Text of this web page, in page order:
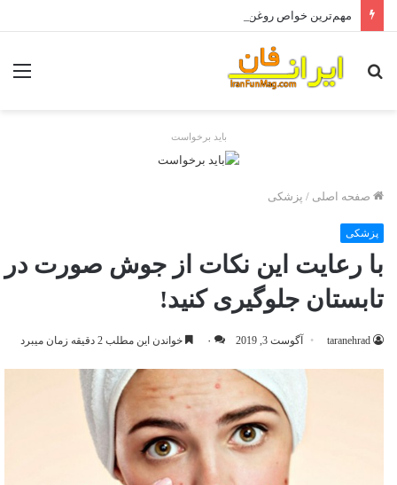
مهم‌ترین خواص روغن آرگان برای مو
جستجو
باید برخواست
صفحه اصلی / پزشکی
پزشکی
با رعایت این نکات از جوش صورت در
تابستان جلوگیری کنید!
taranehrad آگوست 3, 2019 ۰ خواندن این مطلب 2 دقیقه زمان میبرد